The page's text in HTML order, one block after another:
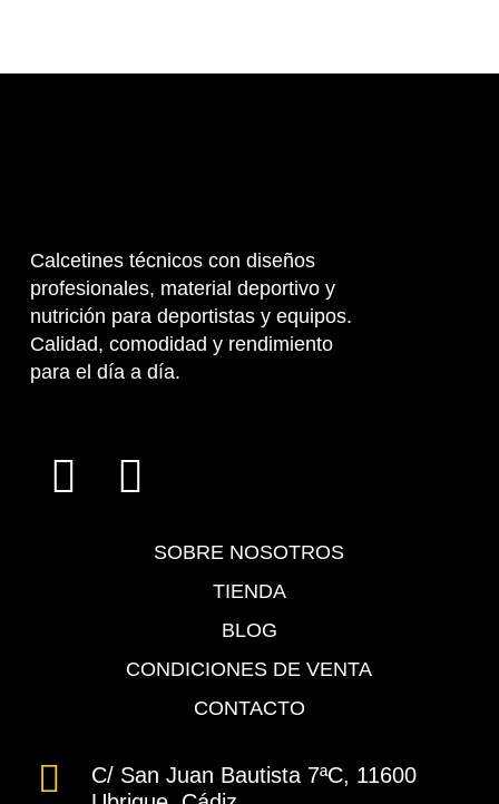
Calcetines técnicos con diseños
profesionales, material deportivo y
nutrición para deportistas y equipos.
Calidad, comodidad y rendimiento
para el día a día.
SOBRE NOSOTROS
TIENDA
BLOG
CONDICIONES DE VENTA
CONTACTO
C/ San Juan Bautista 7ªC, 11600